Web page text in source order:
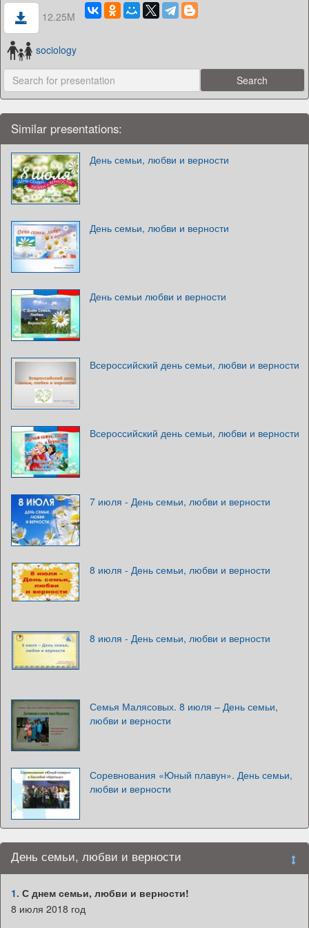
12.25M
sociology
Similar presentations:
День семьи, любви и верности
День семьи, любви и верности
День семьи любви и верности
Всероссийский день семьи, любви и верности
Всероссийский день семьи, любви и верности
7 июля - День семьи, любви и верности
8 июля - День семьи, любви и верности
8 июля - День семьи, любви и верности
Семья Малясовых. 8 июля – День семьи,
любви и верности
Соревнования «Юный плавун». День семьи,
любви и верности
День семьи, любви и верности
1. С днем семьи, любви и верности!
8 июля 2018 год